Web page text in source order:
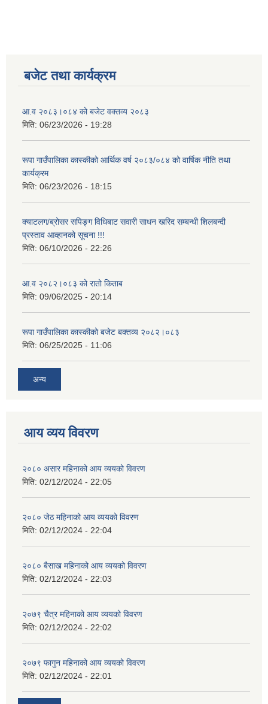
बजेट तथा कार्यक्रम
आ.व २०८३।०८४ को बजेट वक्तव्य २०८३
मिति: 06/23/2026 - 19:28
रूपा गाउँपालिका कास्कीको आर्थिक वर्ष २०८३/०८४ को वार्षिक नीति तथा
कार्यक्रम
मिति: 06/23/2026 - 18:15
क्याटलग/ब्रोसर सपिङ्ग विधिबाट सवारी साधन खरिद सम्बन्धी शिलबन्दी
प्रस्ताव आव्हानको सूचना !!!
मिति: 06/10/2026 - 22:26
आ.व २०८२।०८३ को रातो किताब
मिति: 09/06/2025 - 20:14
रूपा गाउँपालिका कास्कीको बजेट बक्तव्य २०८२।०८३
मिति: 06/25/2025 - 11:06
अन्य
आय व्यय विवरण
२०८० असार महिनाको आय व्ययको विवरण
मिति: 02/12/2024 - 22:05
२०८० जेठ महिनाको आय व्ययको विवरण
मिति: 02/12/2024 - 22:04
२०८० बैसाख महिनाको आय व्ययको विवरण
मिति: 02/12/2024 - 22:03
२०७९ चैत्र महिनाको आय व्ययको विवरण
मिति: 02/12/2024 - 22:02
२०७९ फागुन महिनाको आय व्ययको विवरण
मिति: 02/12/2024 - 22:01